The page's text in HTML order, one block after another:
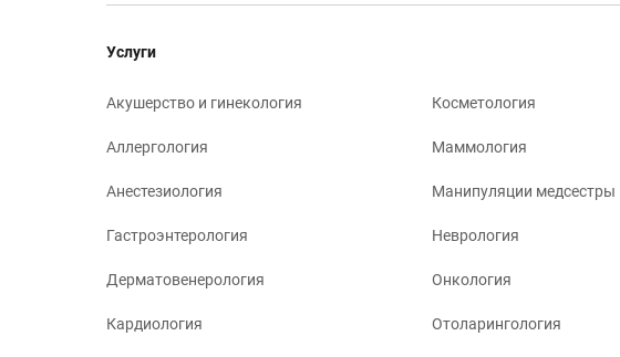
Услуги
Акушерство и гинекология
Аллергология
Анестезиология
Гастроэнтерология
Дерматовенерология
Кардиология
Косметология
Маммология
Манипуляции медсестры
Неврология
Онкология
Отоларингология